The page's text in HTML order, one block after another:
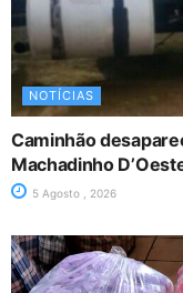
NOTÍCIAS
Caminhão
Machadinho
5 Agosto , 2026